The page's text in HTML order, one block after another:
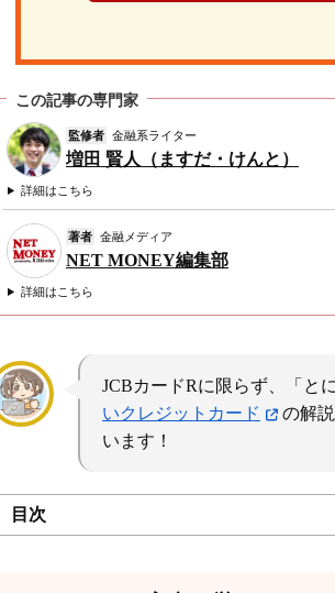
この記事の専門家
監修者 金融系ライター
増田 賢人（ますだ・けんと）
詳細はこちら
著者 金融メディア
NET MONEY編集部
詳細はこちら
JCBカードRに限らず、「と
いクレジットカード
の解
います！
目次